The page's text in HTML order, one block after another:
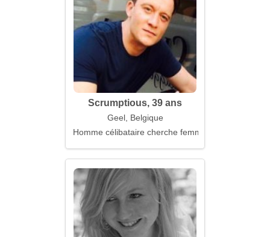
Scrumptious, 39 ans
Geel, Belgique
Homme célibataire cherche femme